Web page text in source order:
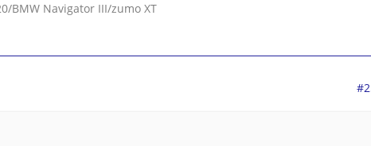
BMW Navigator III/zumo XT